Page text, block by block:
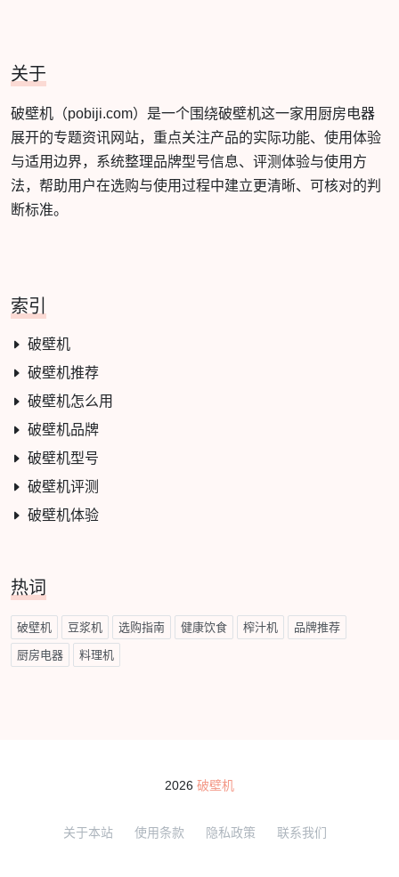
关于
破壁机（pobiji.com）是一个围绕破壁机这一家用厨房电器
展开的专题资讯网站，重点关注产品的实际功能、使用体验
与适用边界，系统整理品牌型号信息、评测体验与使用方
法，帮助用户在选购与使用过程中建立更清晰、可核对的判
断标准。
索引
破壁机
破壁机推荐
破壁机怎么用
破壁机品牌
破壁机型号
破壁机评测
破壁机体验
热词
破壁机 豆浆机 选购指南 健康饮食 榨汁机 品牌推荐
厨房电器 料理机
2026 破壁机
关于本站 使用条款 隐私政策 联系我们